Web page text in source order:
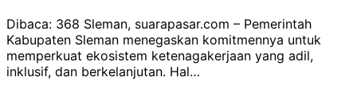
Dibaca: 368 Sleman, suarapasar.com – Pemerintah
Kabupaten Sleman menegaskan komitmennya untuk
memperkuat ekosistem ketenagakerjaan yang adil,
inklusif, dan berkelanjutan. Hal…